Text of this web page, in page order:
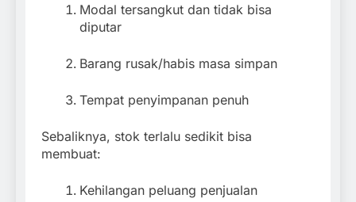
Modal tersangkut dan tidak bisa
diputar
Barang rusak/habis masa simpan
Tempat penyimpanan penuh
Sebaliknya, stok terlalu sedikit bisa
membuat:
Kehilangan peluang penjualan